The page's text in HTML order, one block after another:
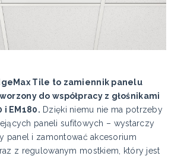
Tile to zamiennik panelu
do współpracy z głośnikami
i EM180. Dzięki niemu nie ma potrzeby
paneli sufitowych – wystarczy
panel i zamontować akcesorium
z regulowanym mostkiem, który jest